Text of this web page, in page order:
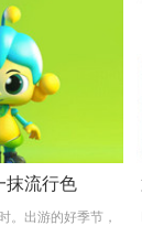
抹流行色
。出游的好季节，